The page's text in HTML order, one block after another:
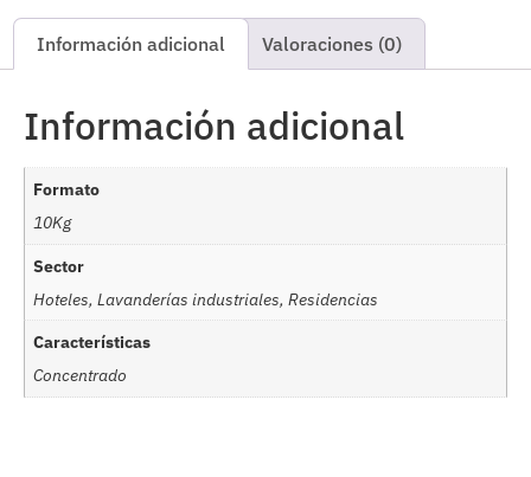
Información adicional Valoraciones (0)
Información adicional
Formato
10Kg
Sector
Hoteles, Lavanderías industriales, Residencias
Características
Concentrado